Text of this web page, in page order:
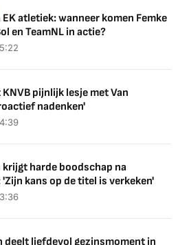
EK atletiek: wanneer komen Femke
en TeamNL in actie?
KNVB pijnlijk lesje met Van
nadenken'
krijgt harde boodschap na
kans op de titel is verkeken'
deelt liefdevol gezinsmoment in